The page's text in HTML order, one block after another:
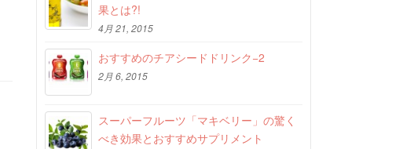
果とは?!
4月 21, 2015
おすすめのチアシードドリンク−2
2月 6, 2015
スーパーフルーツ「マキベリー」の驚く
べき効果とおすすめサプリメント